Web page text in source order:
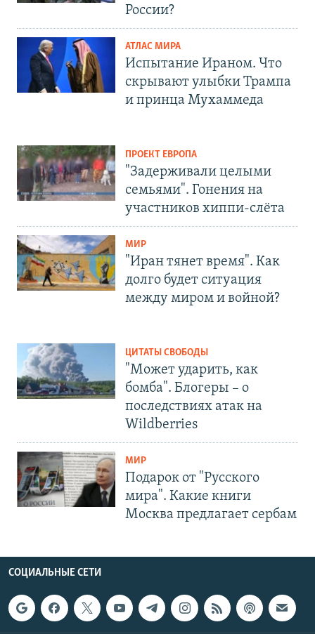
России?
АТЛАС МИРА
Испытание Ираном. Что
скрывают улыбки Трампа
и принца Мухаммеда
ПРОЕКТ ЕВРОПА
"Задерживали целыми
семьями". Гонения на
участников хиппи-слёта
МИР
"Иран тянет время". Как
долго будет ситуация
между миром и войной?
ЦИТАТЫ СВОБОДЫ
"Может ударить, как
бомба". Блогеры – о
последствиях атак на
Wildberries
МИР
Подарок от "Русского
мира". Какие книги
Москва предлагает сербам
СОЦИАЛЬНЫЕ СЕТИ